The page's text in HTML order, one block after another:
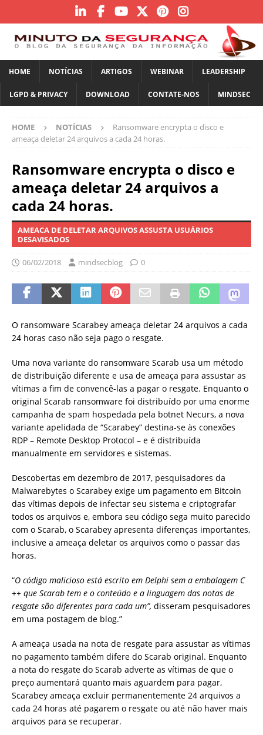
HOME NOTÍCIAS ARTIGOS WEBINAR LEADERSHIP
LGPD & PRIVACY DOWNLOAD CONTATE-NOS MINDSEC
HOME NOTÍCIAS
Ransomware encrypta o disco e
ameaça deletar 24 arquivos a cada 24 horas.
Ransomware encrypta o disco e
ameaça deletar 24 arquivos a
cada 24 horas.
AMEACA DE DELETAR ARQUIVOS ASSUSTA USUÁRIOS
DESAVISADOS
06/02/2018 mindsecblog 0
O ransomware Scarabey ameaça deletar 24 arquivos a cada
24 horas caso não seja pago o resgate.
Uma nova variante do ransomware Scarab usa um método
de distribuição diferente e usa de ameaça para assustar as
vítimas a fim de convencê-las a pagar o resgate. Enquanto o
original Scarab ransomware foi distribuído por uma enorme
campanha de spam hospedada pela botnet Necurs, a nova
variante apelidada de “Scarabey” destina-se às conexões
RDP – Remote Desktop Protocol – e é distribuída
manualmente em servidores e sistemas.
Descobertas em dezembro de 2017, pesquisadores da
Malwarebytes o Scarabey exige um pagamento em Bitcoin
das vítimas depois de infectar seu sistema e criptografar
todos os arquivos e, embora seu código sega muito parecido
com o Scarab, o Scarabey apresenta diferenças importantes,
inclusive a ameaça deletar os arquivos como o passar das
horas.
“O código malicioso está escrito em Delphi sem a embalagem C
++ que Scarab tem e o conteúdo e a linguagem das notas de
resgate são diferentes para cada um”, disseram pesquisadores
em uma postagem de blog.”
A ameaça usada na nota de resgate para assustar as vítimas
no pagamento também difere do Scarab original. Enquanto
a nota do resgate do Scarab adverte as vítimas de que o
preço aumentará quanto mais aguardem para pagar,
Scarabey ameaça excluir permanentemente 24 arquivos a
cada 24 horas até pagarem o resgate ou até não haver mais
arquivos para se recuperar.